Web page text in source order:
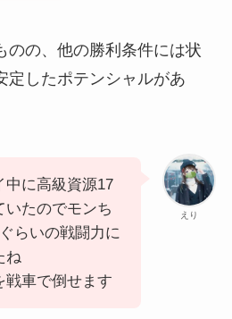
のの、他の勝利条件には状
定したポテンシャルがあ
えり
中に高級資源17
いたのでモンち
らいの戦闘力に
ね
戦車で倒せます